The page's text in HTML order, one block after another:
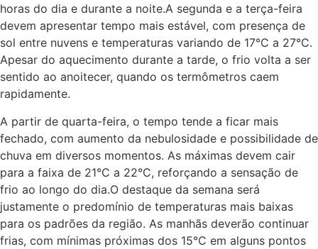
horas do dia e durante a noite.A segunda e a terça-feira
devem apresentar tempo mais estável, com presença de
sol entre nuvens e temperaturas variando de 17°C a 27°C.
Apesar do aquecimento durante a tarde, o frio volta a ser
sentido ao anoitecer, quando os termômetros caem
rapidamente.
A partir de quarta-feira, o tempo tende a ficar mais
fechado, com aumento da nebulosidade e possibilidade de
chuva em diversos momentos. As máximas devem cair
para a faixa de 21°C a 22°C, reforçando a sensação de
frio ao longo do dia.O destaque da semana será
justamente o predomínio de temperaturas mais baixas
para os padrões da região. As manhãs deverão continuar
frias, com mínimas próximas dos 15°C em alguns pontos